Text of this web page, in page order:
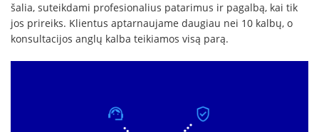
šalia, suteikdami profesionalius patarimus ir pagalbą, kai tik
jos prireiks. Klientus aptarnaujame daugiau nei 10 kalbų, o
konsultacijos anglų kalba teikiamos visą parą.